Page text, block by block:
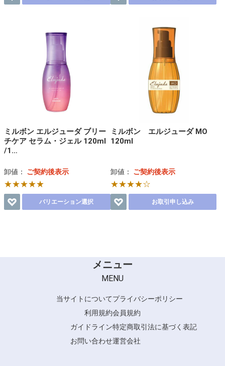
ミルボン エルジューダ ブリー
チケア セラム・ジェル 120ml
/1…
卸値： ご契約後表示
★★★★★
バリエーション選択
ミルボン エルジューダ MO
120ml
卸値： ご契約後表示
★★★★☆
お取引申し込み
メニュー
MENU
当サイトについてプライバシーポリシー
利用規約会員規約
ガイドライン特定商取引法に基づく表記
お問い合わせ運営会社